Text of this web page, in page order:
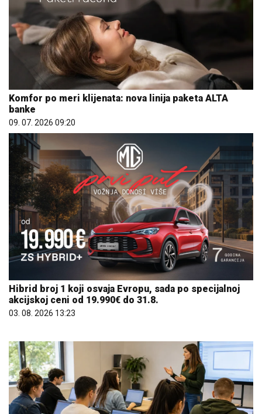
Komfor po meri klijenata: nova linija paketa ALTA
banke
09. 07. 2026 09:20
Hibrid broj 1 koji osvaja Evropu, sada po specijalnoj
akcijskoj ceni od 19.990€ do 31.8.
03. 08. 2026 13:23